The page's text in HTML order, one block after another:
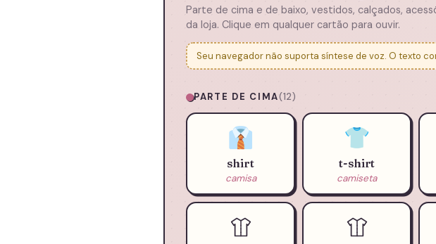
Parte de cima e de baixo, vestidos, calçados,
da loja. Clique em qualquer cartão para ouvir.
Seu navegador não suporta síntese de voz. O texto
PARTE DE CIMA(12)
👔
shirt
camisa
👕
t-shirt
camiseta